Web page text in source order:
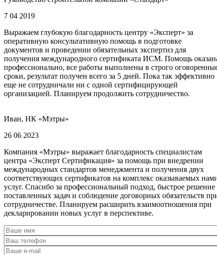
7 04 2019
Выражаем глубокую благодарность центру «Эксперт» за
оперативную консультативную помощь в подготовке
документов и проведении обязательных экспертиз для
получения международного сертификата ИСМ. Помощь
профессионально, все работы выполнены в строго
сроки, результат получен всего за 5 дней. Пока так эффективно
еще не сотрудничали ни с одной сертифицирующей
организацией. Планируем продолжить сотрудничество.
Иван, НК «Мэтры»
26 06 2023
Компания «Мэтры» выражает благодарность специалистам
центра «Эксперт Сертификация» за помощь при внедрении
международных стандартов менеджмента и получения двух
соответствующих сертификатов на комплекс оказываемых
услуг. Спасибо за профессиональный подход, быстрое решение
поставленных задач и соблюдение договорных обязательств
сотрудничестве. Планируем расширить взаимоотношения при
декларировании новых услуг в перспективе.